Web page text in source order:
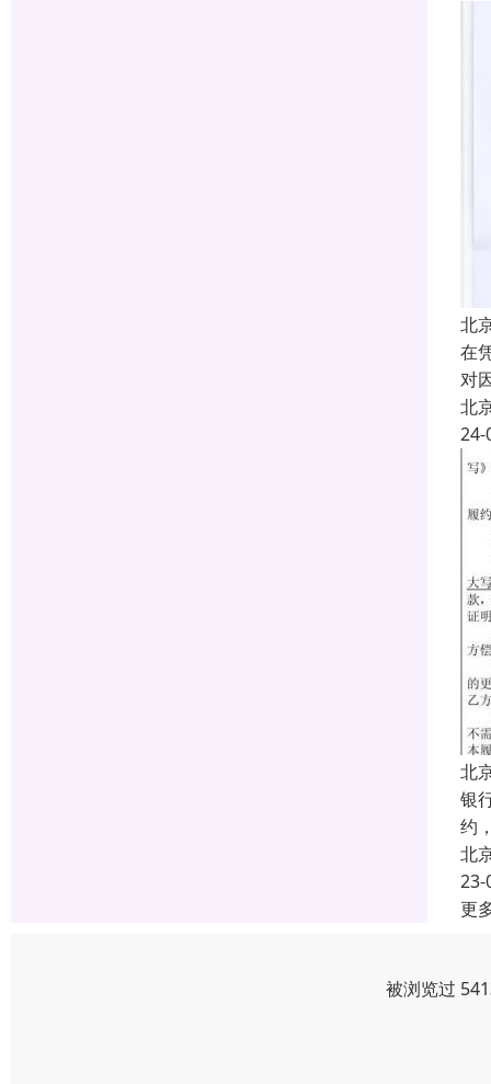
北
在
对
北
24-
北
银
约
北
23-
更
被浏览过